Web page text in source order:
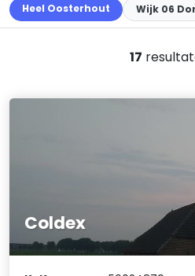
Heel Oosterhout Wijk 06
17
Coldex